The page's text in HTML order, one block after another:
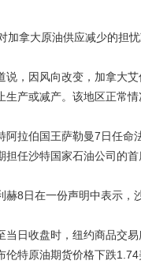
拿大原油供应减少的担忧
因风向改变，加拿大艾
生产或减产。该地区正常
伯国王萨勒曼7日任命法
担任沙特国家石油公司的首
日在一份声明中表示，沙
收盘时，纽约商品交易
伦特原油期货价格下跌